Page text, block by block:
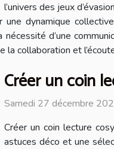
l’univers des jeux
dynamique
d’une
la collaboration et
Créer un coin
Samedi 27 décembre
Créer un coin lecture
astuces déco et une